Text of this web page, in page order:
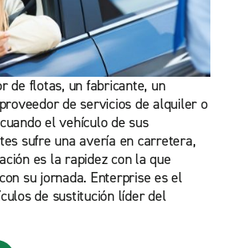
de flotas, un fabricante, un
de servicios de alquiler o
el vehículo de sus
sufre una avería en carretera,
es la rapidez con la que
su jornada. Enterprise es el
de sustitución líder del